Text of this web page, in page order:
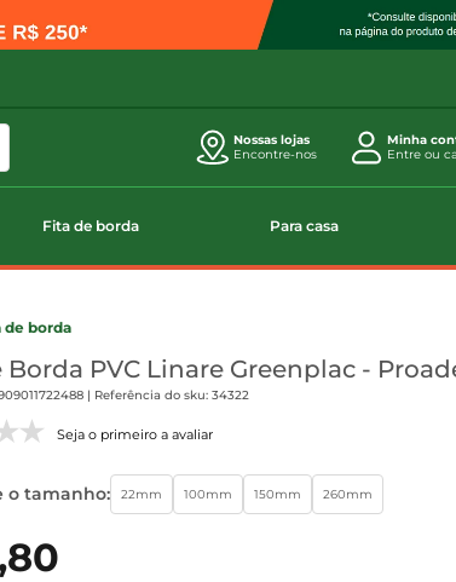
Nossas lojas
Encontre-nos
Minha
Entre ou
Fita de borda Para casa
de borda
Borda PVC Linare Greenplac -
| Referência do sku: 34322
Seja o primeiro a avaliar
o tamanho: 22mm 100mm 150mm 260mm